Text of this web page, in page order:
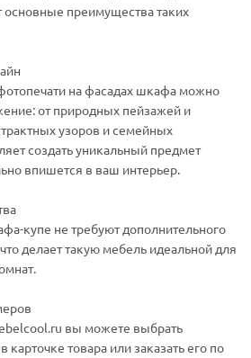
основные преимущества таких
на фасадах шкафа можно
от природных пейзажей и
узоров и семейных
создать уникальный предмет
впишется в ваш интерьер.
купе не требуют дополнительного
делает такую мебель идеальной для
вы можете выбрать
товара или заказать его по